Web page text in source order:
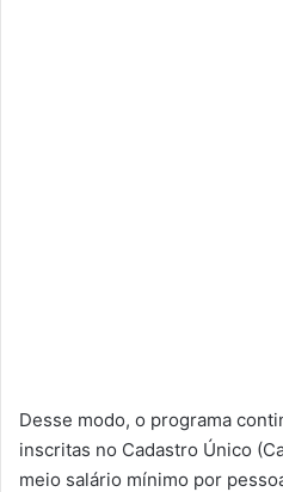
Desse modo, o programa
inscritas no Cadastro Único
meio salário mínimo por